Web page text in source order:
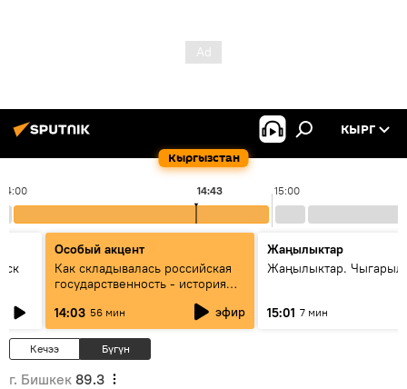
Кыргызстан
КЫРГ
14:00 15:00
14:43
Особый акцент
Как складывалась российская
государственность - история
России и геополитика Евразии
глазами аналитиков
14:03 56 мин эфир
Жаңылыктар
Жаңылыктар.
15:01 7 мин
Кечээ Бүгүн
г. Бишкек 89.3